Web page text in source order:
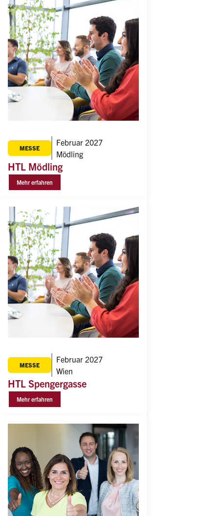
MESSE
Februar 2027
Mödling
HTL Mödling
Mehr erfahren
MESSE
Februar 2027
Wien
HTL Spengergasse
Mehr erfahren